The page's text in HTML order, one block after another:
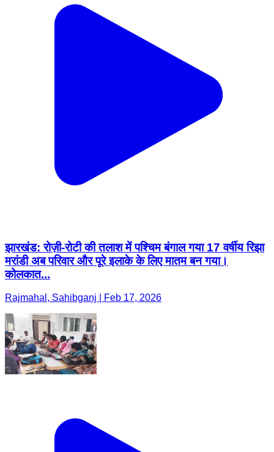
झारखंड: रोज़ी-रोटी की तलाश में पश्चिम बंगाल गया 17 वर्षीय रिझा
मरांडी अब परिवार और पूरे इलाके के लिए मातम बन गया।
कोलकात...
Rajmahal, Sahibganj | Feb 17, 2026